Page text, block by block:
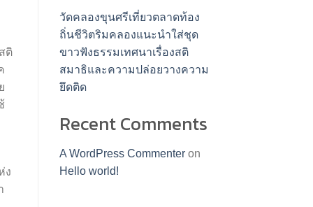
ติ
ง
วัดคลองขุนศรีเที่ยวตลาดท้อง
ถิ่นชีวิตริมคลองแนะนำใส่ชุด
ขาวฟังธรรมเทศนาเรื่องสติ
สมาธิและความปล่อยวางความ
ยึดติด
Recent Comments
A WordPress Commenteron
Hello world!